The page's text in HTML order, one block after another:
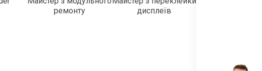
ремонту
дисплеїв